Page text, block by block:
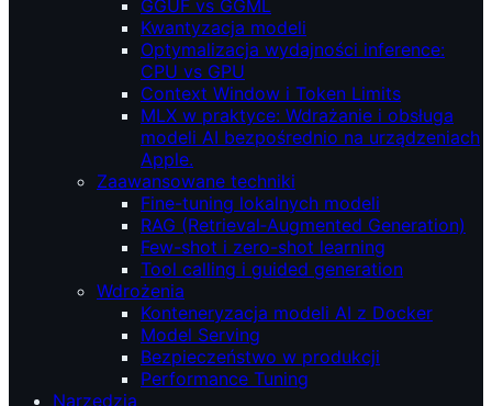
GGUF vs GGML
Kwantyzacja modeli
Optymalizacja wydajności inference:
CPU vs GPU
Context Window i Token Limits
MLX w praktyce: Wdrażanie i obsługa
modeli AI bezpośrednio na urządzeniach
Apple.
Zaawansowane techniki
Fine-tuning lokalnych modeli
RAG (Retrieval‑Augmented Generation)
Few-shot i zero-shot learning
Tool calling i guided generation
Wdrożenia
Konteneryzacja modeli AI z Docker
Model Serving
Bezpieczeństwo w produkcji
Performance Tuning
Narzędzia